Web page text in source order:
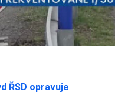
ŘSD opravuje